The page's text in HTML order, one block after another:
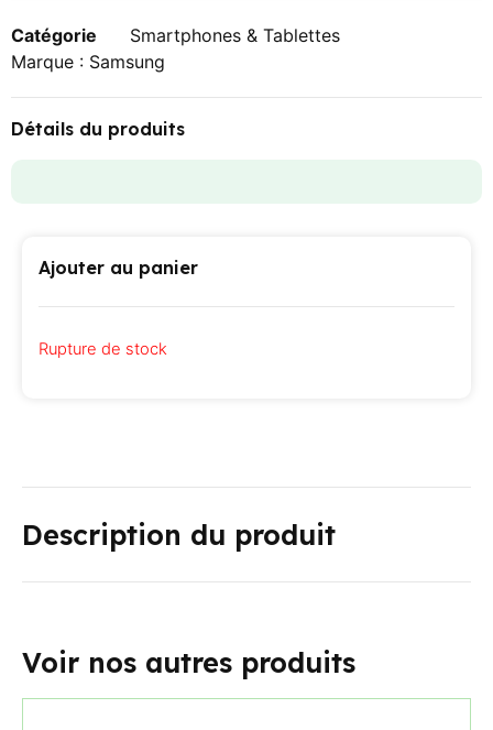
Catégorie
Smartphones & Tablettes
Marque : Samsung
Détails du produits
Ajouter au panier
Rupture de stock
Description du produit
Voir nos autres produits